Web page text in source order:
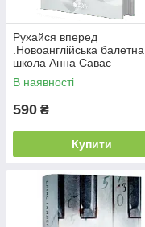
Рухайся вперед
.Новоанглійська балетна
школа Анна Савас
READBERRY
В наявності
590 ₴
Купити